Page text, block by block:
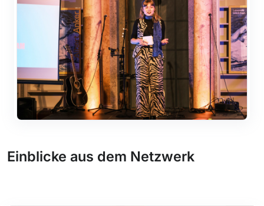
Einblicke aus dem Netzwerk